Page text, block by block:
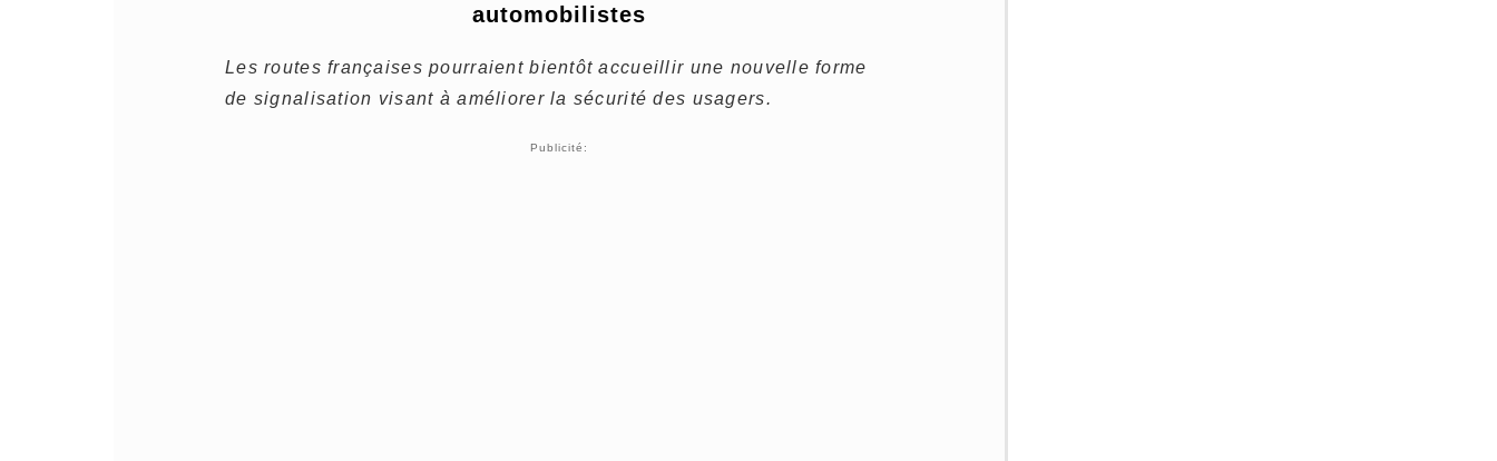
automobilistes
Les routes françaises pourraient bientôt accueillir une nouvelle forme
de signalisation visant à améliorer la sécurité des usagers.
Publicité: